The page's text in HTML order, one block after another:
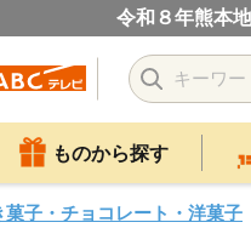
令和８年熊本
ものから探す
菓子・チョコレート・洋菓子